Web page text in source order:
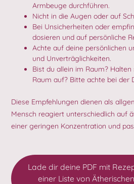
Armbeuge durchführen.
Nicht in die Augen oder auf
Bei Unsicherheiten oder
dosieren und auf persönliche
Achte auf deine persönlichen
und Unverträglichkeiten.
Bist du allein im Raum?
Raum auf? Bitte achte bei der
Diese Empfehlungen dienen als
Mensch reagiert unterschiedlich auf
einer geringen Konzentration und
Lade dir deine PDF mit
einer Liste von